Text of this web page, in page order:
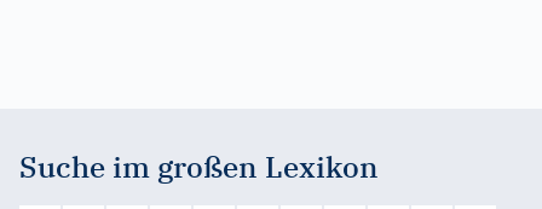
Suche im großen Lexikon